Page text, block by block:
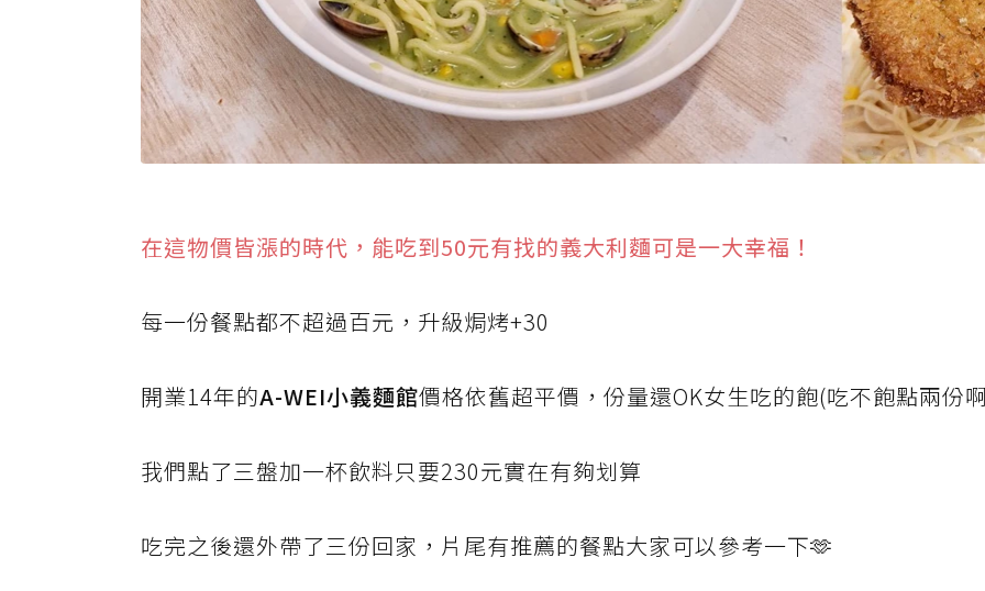
在這物價皆漲的時代，能吃到50元有找的義大利麵可是一大幸福！
每一份餐點都不超過百元，升級焗烤+30
開業14年的A-WEI小義麵館價格依舊超平價，份量還OK女生吃的飽(吃不飽點兩份
我們點了三盤加一杯飲料只要230元實在有夠划算
吃完之後還外帶了三份回家，片尾有推薦的餐點大家可以參考一下🫶